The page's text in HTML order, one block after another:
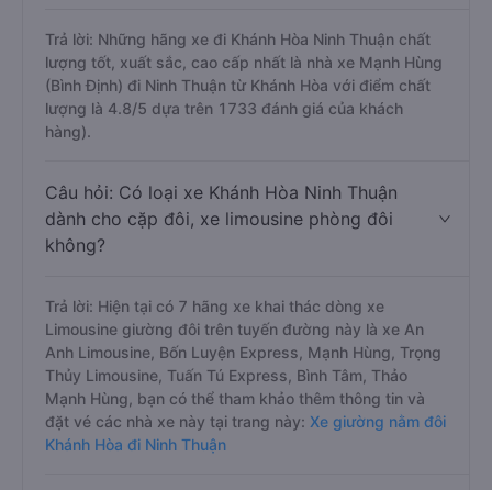
Trả lời: Những hãng xe đi Khánh Hòa Ninh Thuận chất
lượng tốt, xuất sắc, cao cấp nhất là nhà xe Mạnh Hùng
(Bình Định) đi Ninh Thuận từ Khánh Hòa với điểm chất
lượng là 4.8/5 dựa trên 1733 đánh giá của khách
hàng).
Câu hỏi: Có loại xe Khánh Hòa Ninh Thuận
dành cho cặp đôi, xe limousine phòng đôi
không?
Trả lời: Hiện tại có 7 hãng xe khai thác dòng xe
Limousine giường đôi trên tuyến đường này là xe An
Anh Limousine, Bốn Luyện Express, Mạnh Hùng, Trọng
Thủy Limousine, Tuấn Tú Express, Bình Tâm, Thảo
Mạnh Hùng, bạn có thể tham khảo thêm thông tin và
đặt vé các nhà xe này tại trang này: Xe giường nằm đôi
Khánh Hòa đi Ninh Thuận